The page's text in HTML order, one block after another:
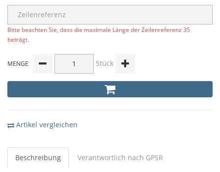
Bitte beachten Sie, dass die maximale Länge der Zeilenreferenz 35
beträgt.
MENGE Stück
Artikel vergleichen
Beschreibung Verantwortlich nach GPSR